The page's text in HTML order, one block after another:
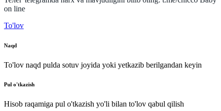
on line
To'lov
Naqd
To'lov naqd pulda sotuv joyida yoki yetkazib berilgandan keyin
Pul o'tkazish
Hisob raqamiga pul o'tkazish yo'li bilan to'lov qabul qilish